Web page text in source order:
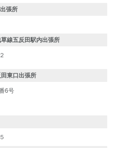
張所
線五反田駅内出張所
東口出張所
6号